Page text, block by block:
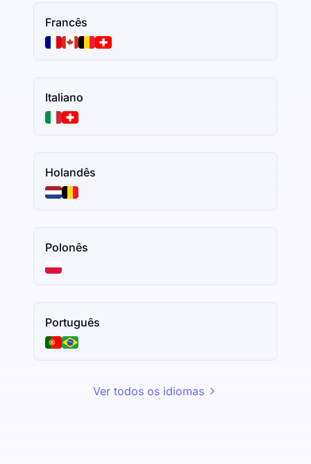
Francês
Italiano
Holandês
Polonês
Português
Ver todos os idiomas